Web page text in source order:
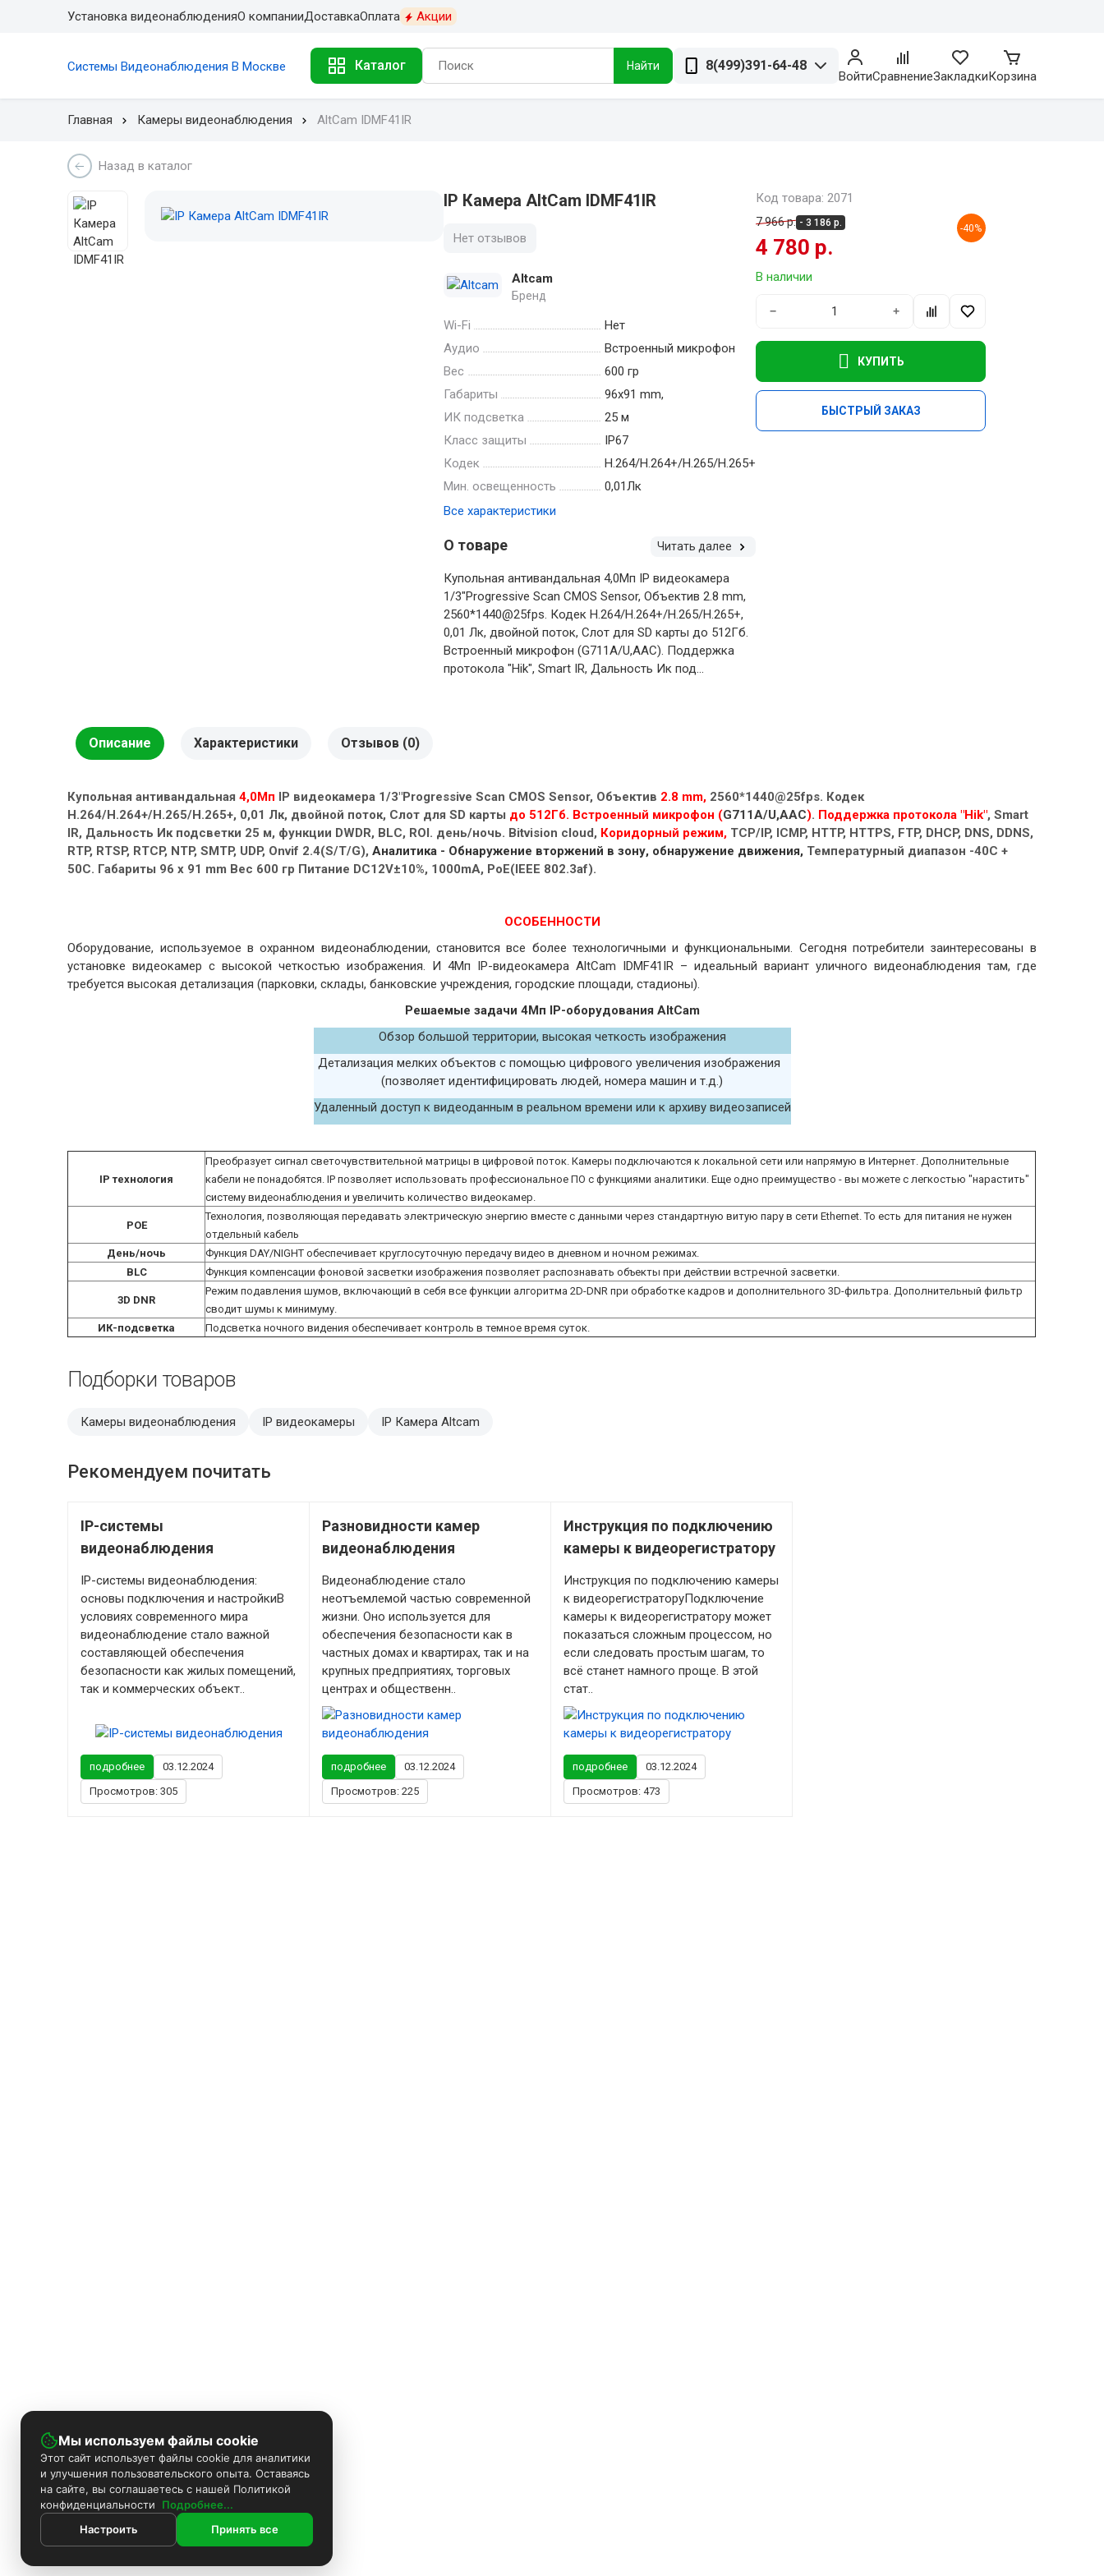
Установка видеонаблюденияО компанииДоставкаОплата Акции
Системы Видеонаблюдения В Москве Каталог Найти 8(499)391-64-48
ВойтиСравнениеЗакладкиКорзина
Главная Камеры видеонаблюдения AltCam IDMF41IR
Назад в каталог
IP Камера AltCam IDMF41IR
Нет отзывов
Altcam
Бренд
Wi-Fi
Нет
Аудио
Встроенный микрофон
Вес
600 гр
Габариты
96х91 mm,
ИК подсветка
25 м
Класс защиты
IP67
Кодек
H.264/H.264+/H.265/H.265+
Мин. освещенность
0,01Лк
Все характеристики
О товаре Читать далее
Купольная антивандальная 4,0Мп IP видеокамера
1/3"Progressive Scan CMOS Sensor, Объектив 2.8 mm,
2560*1440@25fps. Кодек H.264/H.264+/H.265/H.265+,
0,01 Лк, двойной поток, Слот для SD карты до 512Гб.
Встроенный микрофон (G711A/U,AAC). Поддержка
протокола "Hik", Smart IR, Дальность Ик под...
Код товара: 2071
7 966 р. - 3 186 р.
4 780 р.
-40%
В наличии
− +
КУПИТЬ
БЫСТРЫЙ ЗАКАЗ
Описание Характеристики Отзывов (0)
Купольная антивандальная4,0Мп IP видеокамера 1/3"Progressive Scan CMOS Sensor, Объектив 2.8 mm, 2560*1440@25fps. Кодек
H.264/H.264+/H.265/H.265+, 0,01 Лк, двойной поток, Слот для SD карты до 512Гб. Встроенный микрофон (G711A/U,AAC). Поддержка протокола "Hik", Smart
IR, Дальность Ик подсветки 25 м, функции DWDR, BLC, ROI. день/ночь. Bitvision cloud, Коридорный режим, TCP/IP, ICMP, HTTP, HTTPS, FTP, DHCP, DNS, DDNS,
RTP, RTSP, RTCP, NTP, SMTP, UDP, Onvif 2.4(S/T/G), Аналитика - Обнаружение вторжений в зону, обнаружение движения, Температурный диапазон -40С +
50С. Габариты 96 x 91 mm Вес 600 гр Питание DC12V±10%, 1000mA, PoE(IEEE 802.3af).
ОСОБЕННОСТИ
Оборудование, используемое в охранном видеонаблюдении, становится все более технологичными и функциональными. Сегодня потребители заинтересованы в
установке видеокамер с высокой четкостью изображения. И 4Мп IP-видеокамера AltCam IDMF41IR – идеальный вариант уличного видеонаблюдения там, где
требуется высокая детализация (парковки, склады, банковские учреждения, городские площади, стадионы).
Решаемые задачи 4Мп IP-оборудования AltCam
Обзор большой территории, высокая четкость изображения
Детализация мелких объектов с помощью цифрового увеличения изображения
(позволяет идентифицировать людей, номера машин и т.д.)
Удаленный доступ к видеоданным в реальном времени или к архиву видеозаписей
IP технология
Преобразует сигнал светочувствительной матрицы в цифровой поток. Камеры подключаются к локальной сети или напрямую в Интернет. Дополнительные
кабели не понадобятся. IP позволяет использовать профессиональное ПО с функциями аналитики. Еще одно преимущество - вы можете с легкостью "нарастить"
систему видеонаблюдения и увеличить количество видеокамер.
POE
Технология, позволяющая передавать электрическую энергию вместе с данными через стандартную витую пару в сети Ethernet. То есть для питания не нужен
отдельный кабель
День/ночь
Функция DAY/NIGHT обеспечивает круглосуточную передачу видео в дневном и ночном режимах.
BLC
Функция компенсации фоновой засветки изображения позволяет распознавать объекты при действии встречной засветки.
3D DNR
Режим подавления шумов, включающий в себя все функции алгоритма 2D-DNR при обработке кадров и дополнительного 3D-фильтра. Дополнительный фильтр
сводит шумы к минимуму.
ИК-подсветка
Подсветка ночного видения обеспечивает контроль в темное время суток.
Подборки товаров
Камеры видеонаблюдения IP видеокамеры IP Камера Altcam
Рекомендуем почитать
IP-системы
видеонаблюдения
IP-системы видеонаблюдения:
основы подключения и настройкиВ
условиях современного мира
видеонаблюдение стало важной
составляющей обеспечения
безопасности как жилых помещений,
так и коммерческих объект..
подробнее
03.12.2024
Просмотров: 305
Разновидности камер
видеонаблюдения
Видеонаблюдение стало
неотъемлемой частью современной
жизни. Оно используется для
обеспечения безопасности как в
частных домах и квартирах, так и на
крупных предприятиях, торговых
центрах и общественн..
подробнее
03.12.2024
Просмотров: 225
Инструкция по подключению
камеры к видеорегистратору
Инструкция по подключению камеры
к видеорегистраторуПодключение
камеры к видеорегистратору может
показаться сложным процессом, но
если следовать простым шагам, то
всё станет намного проще. В этой
стат..
подробнее
03.12.2024
Просмотров: 473
Мы используем файлы cookie
Этот сайт использует файлы cookie для аналитики
и улучшения пользовательского опыта. Оставаясь
на сайте, вы соглашаетесь с нашей Политикой
конфиденциальности
Подробнее...
Настроить
Принять все